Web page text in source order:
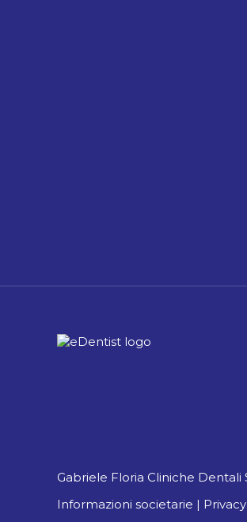
Gabriele Floria Cliniche Dentali
Informazioni societarie |